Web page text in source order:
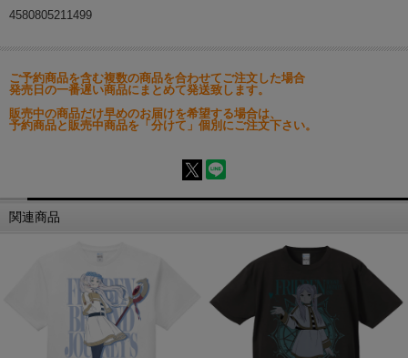
4580805211499
ご予約商品を含む複数の商品を合わせてご注文した場合
発売日の一番遅い商品にまとめて発送致します。
販売中の商品だけ早めのお届けを希望する場合は、
予約商品と販売中商品を「分けて」個別にご注文下さい。
関連商品